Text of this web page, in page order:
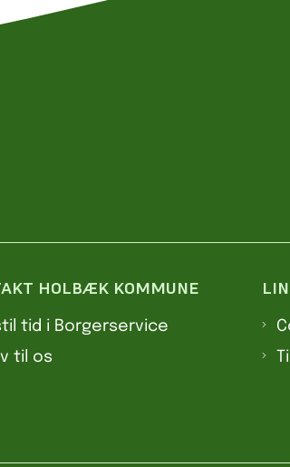
HOLBÆK KOMMUNE
tid i Borgerservice
til os